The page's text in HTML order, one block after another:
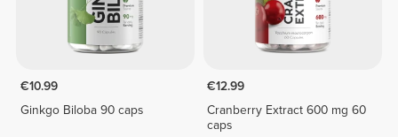
€10.99
Ginkgo Biloba 90 caps
€12.99
Cranberry Extract 600 mg 60
caps